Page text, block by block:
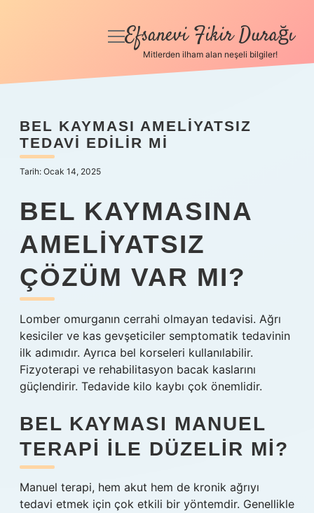
Anasayfa
Yasal Uyarı
Hakkımızda
menüyü
Efsanevi Fikir Durağı
Mitlerden ilham alan neşeli bilgiler!
BEL KAYMASI AMELIYATSIZ
TEDAVI EDILIR MI
Tarih: Ocak 14, 2025
BEL KAYMASINA
AMELIYATSIZ
ÇÖZÜM VAR MI?
Lomber omurganın cerrahi olmayan tedavisi. Ağrı
kesiciler ve kas gevşeticiler semptomatik tedavinin
ilk adımıdır. Ayrıca bel korseleri kullanılabilir.
Fizyoterapi ve rehabilitasyon bacak kaslarını
güçlendirir. Tedavide kilo kaybı çok önemlidir.
BEL KAYMASI MANUEL
TERAPI ILE DÜZELIR MI?
Manuel terapi, hem akut hem de kronik ağrıyı
tedavi etmek için çok etkili bir yöntemdir. Genellikle